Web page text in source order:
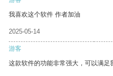
我喜欢这个软件 作者加油
2025-05-14
游客
这款软件的功能非常强大，可以满足